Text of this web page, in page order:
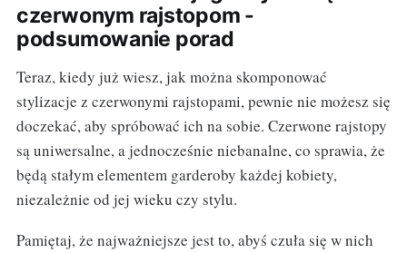
czerwonym rajstopom -
podsumowanie porad
Teraz, kiedy już wiesz, jak można skomponować
stylizacje z czerwonymi rajstopami, pewnie nie możesz się
doczekać, aby spróbować ich na sobie. Czerwone rajstopy
są uniwersalne, a jednocześnie niebanalne, co sprawia, że
będą stałym elementem garderoby każdej kobiety,
niezależnie od jej wieku czy stylu.
Pamiętaj, że najważniejsze jest to, abyś czuła się w nich